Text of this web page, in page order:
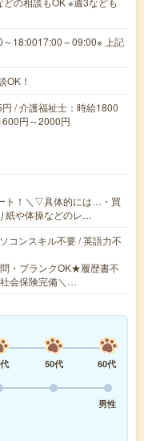
～18:0017:00～09:00※ 上記
！
/ 介護福祉士：時給1800
円～2000円
ト！＼▽具体的には…・買
紙や体操などのレ…
コンスキル不要 / 英語力不
・ブランクOK★履歴書不
会保険完備＼…
50代
60代
男性